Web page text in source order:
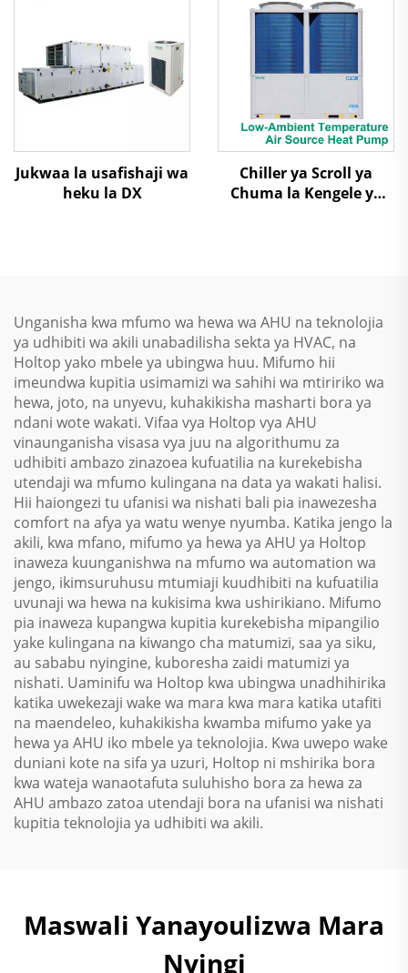
Jukwaa la usafishaji wa
heku la DX
Chiller ya Scroll ya
Chuma la Kengele ya
Unganisha kwa mfumo wa hewa wa AHU na teknolojia
ya udhibiti wa akili unabadilisha sekta ya HVAC, na
Holtop yako mbele ya ubingwa huu. Mifumo hii
imeundwa kupitia usimamizi wa sahihi wa mtiririko wa
hewa, joto, na unyevu, kuhakikisha masharti bora ya
ndani wote wakati. Vifaa vya Holtop vya AHU
vinaunganisha visasa vya juu na algorithumu za
udhibiti ambazo zinazoea kufuatilia na kurekebisha
utendaji wa mfumo kulingana na data ya wakati halisi.
Hii haiongezi tu ufanisi wa nishati bali pia inawezesha
comfort na afya ya watu wenye nyumba. Katika jengo la
akili, kwa mfano, mifumo ya hewa ya AHU ya Holtop
inaweza kuunganishwa na mfumo wa automation wa
jengo, ikimsuruhusu mtumiaji kuudhibiti na kufuatilia
uvunaji wa hewa na kukisima kwa ushirikiano. Mifumo
pia inaweza kupangwa kupitia kurekebisha mipangilio
yake kulingana na kiwango cha matumizi, saa ya siku,
au sababu nyingine, kuboresha zaidi matumizi ya
nishati. Uaminifu wa Holtop kwa ubingwa unadhihirika
katika uwekezaji wake wa mara kwa mara katika utafiti
na maendeleo, kuhakikisha kwamba mifumo yake ya
hewa ya AHU iko mbele ya teknolojia. Kwa uwepo wake
duniani kote na sifa ya uzuri, Holtop ni mshirika bora
kwa wateja wanaotafuta suluhisho bora za hewa za
AHU ambazo zatoa utendaji bora na ufanisi wa nishati
kupitia teknolojia ya udhibiti wa akili.
Maswali Yanayoulizwa Mara
Nyingi